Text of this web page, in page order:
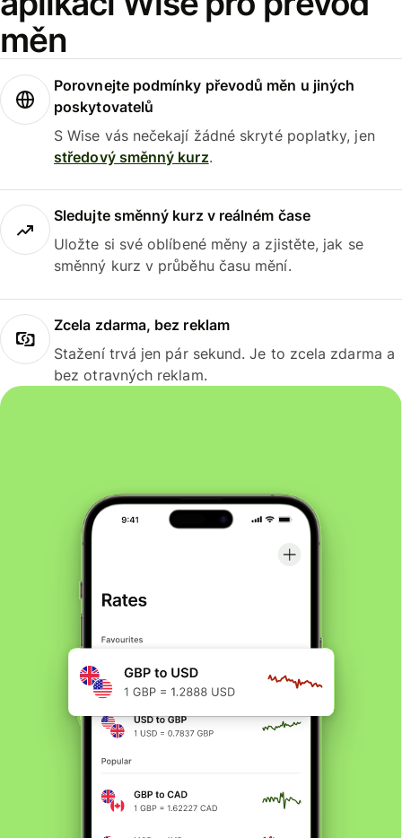
měn
Porovnejte podmínky převodů měn u jiných
poskytovatelů
S Wise vás nečekají žádné skryté poplatky, jen
středový směnný kurz.
Sledujte směnný kurz v reálném čase
Uložte si své oblíbené měny a zjistěte, jak se
směnný kurz v průběhu času mění.
Zcela zdarma, bez reklam
Stažení trvá jen pár sekund. Je to zcela zdarma a
bez otravných reklam.